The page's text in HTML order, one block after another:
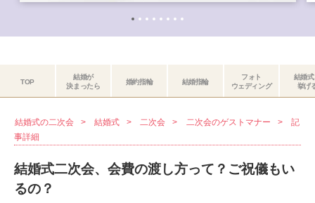
TOP
結婚が
決まったら
婚約指輪 結婚指輪
フォト
ウェディング
結婚
挙げ
結婚式の二次会 結婚式 二次会 二次会のゲストマナー
記
事詳細
結婚式二次会、会費の渡し方って？ご祝儀もい
るの？